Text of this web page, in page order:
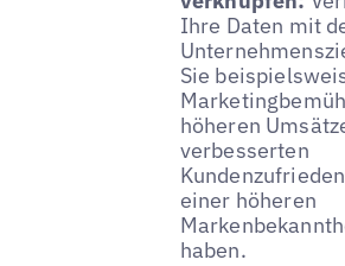
Ihre Daten mit
Sie
höheren
verbesserten
einer höheren
haben.